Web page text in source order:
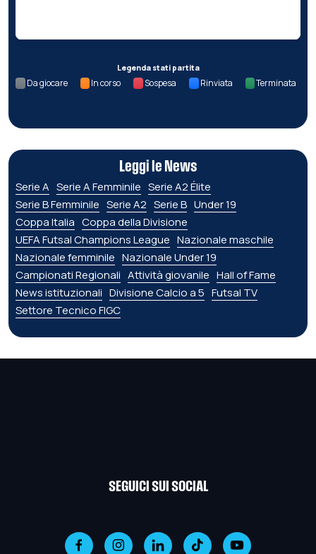
Legenda stati partita
Da giocare In corso Sospesa Rinviata Terminata
Leggi le News
Serie A Serie A Femminile Serie A2 Élite
Serie B Femminile Serie A2 Serie B Under 19
Coppa Italia Coppa della Divisione
UEFA Futsal Champions League Nazionale maschile
Nazionale femminile Nazionale Under 19
Campionati Regionali Attività giovanile Hall of Fame
News istituzionali Divisione Calcio a 5 Futsal TV
Settore Tecnico FIGC
SEGUICI SUI SOCIAL